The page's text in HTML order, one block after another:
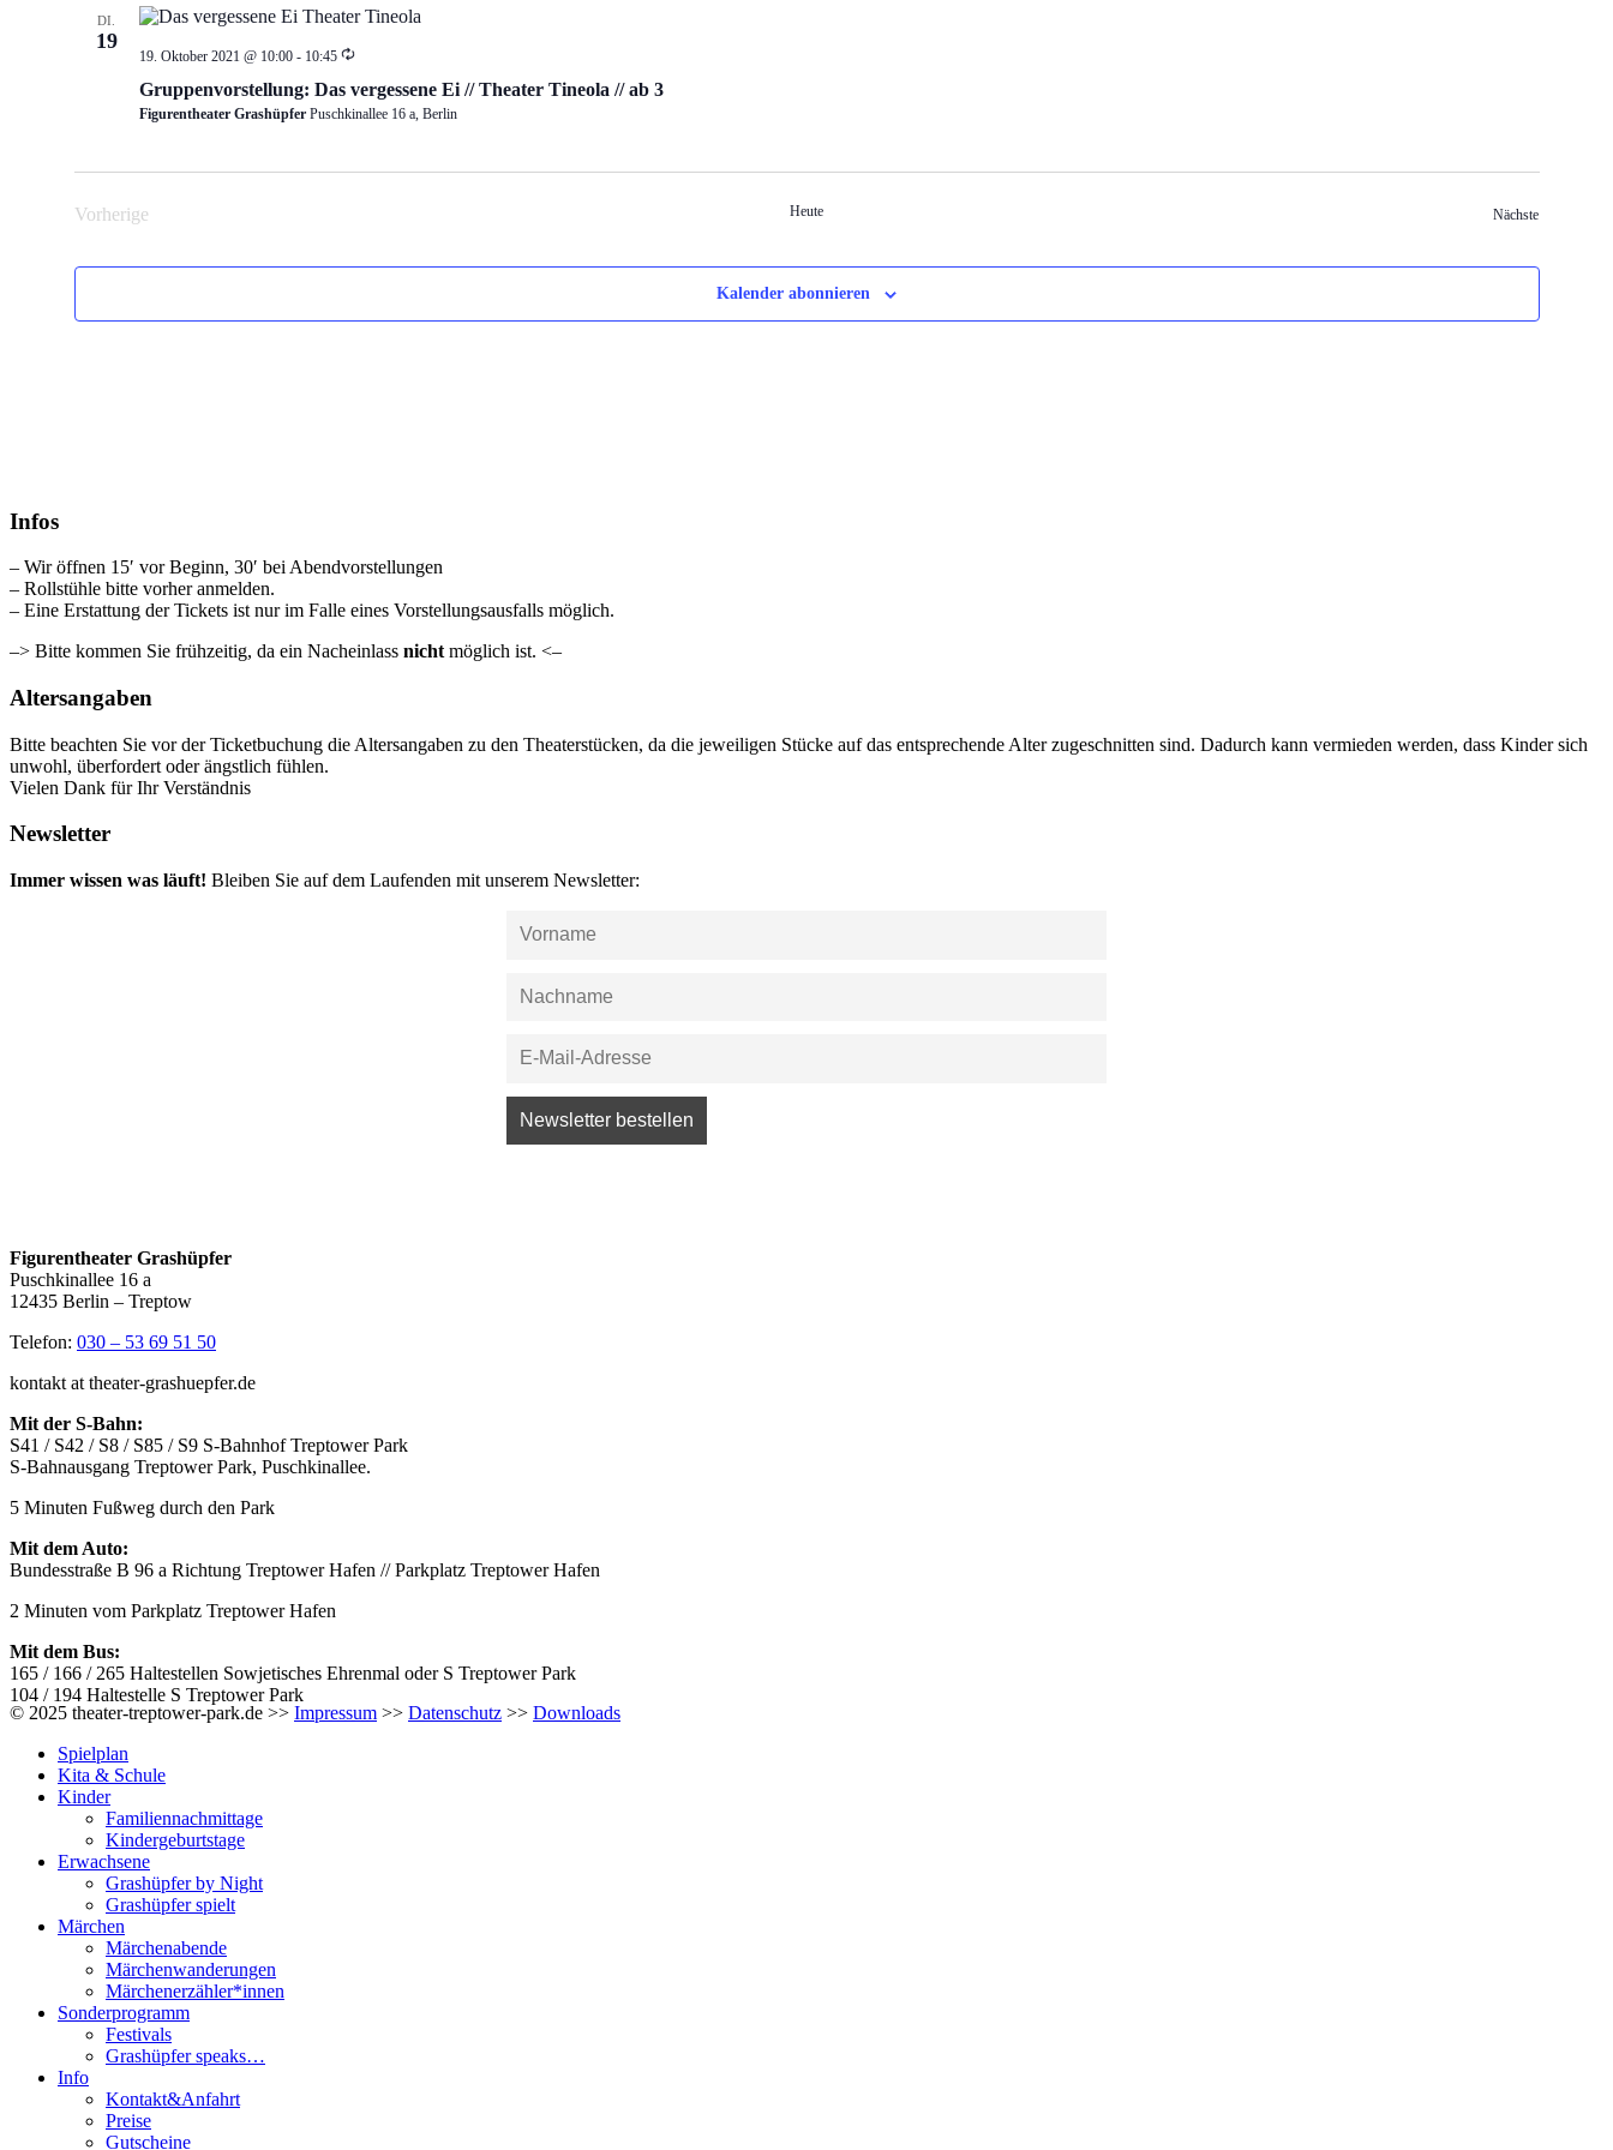
DI.
19
19. Oktober 2021 @ 10:00- 10:45 Wiederholung
Gruppenvorstellung: Das vergessene Ei // Theater Tineola // ab 3
Figurentheater Grashüpfer Puschkinallee 16 a, Berlin
Vorherige
Heute Nächste
Kalender abonnieren
Infos
– Wir öffnen 15′ vor Beginn, 30′ bei Abendvorstellungen
– Rollstühle bitte vorher anmelden.
– Eine Erstattung der Tickets ist nur im Falle eines Vorstellungsausfalls möglich.
–> Bitte kommen Sie frühzeitig, da ein Nacheinlass nicht möglich ist. <–
Altersangaben
Bitte beachten Sie vor der Ticketbuchung die Altersangaben zu den Theaterstücken, da die jeweiligen Stücke auf das entsprechende Alter zugeschnitten sind. Dadurch kann vermieden werden, dass Kinder sich
unwohl, überfordert oder ängstlich fühlen.
Vielen Dank für Ihr Verständnis
Newsletter
Immer wissen was läuft! Bleiben Sie auf dem Laufenden mit unserem Newsletter:
Figurentheater Grashüpfer
Puschkinallee 16 a
12435 Berlin – Treptow
Telefon: 030 – 53 69 51 50
kontakt at theater-grashuepfer.de
Mit der S-Bahn:
S41 / S42 / S8 / S85 / S9 S-Bahnhof Treptower Park
S-Bahnausgang Treptower Park, Puschkinallee.
5 Minuten Fußweg durch den Park
Mit dem Auto:
Bundesstraße B 96 a Richtung Treptower Hafen // Parkplatz Treptower Hafen
2 Minuten vom Parkplatz Treptower Hafen
Mit dem Bus:
165 / 166 / 265 Haltestellen Sowjetisches Ehrenmal oder S Treptower Park
104 / 194 Haltestelle S Treptower Park
© 2025 theater-treptower-park.de >> Impressum >> Datenschutz >> Downloads
Spielplan
Kita & Schule
Kinder
Familiennachmittage
Kindergeburtstage
Erwachsene
Grashüpfer by Night
Grashüpfer spielt
Märchen
Märchenabende
Märchenwanderungen
Märchenerzähler*innen
Sonderprogramm
Festivals
Grashüpfer speaks…
Info
Kontakt&Anfahrt
Preise
Gutscheine